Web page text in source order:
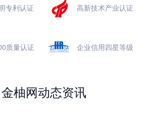
专利认证 高新技术产业认证
质量认证 企业信用四星等级
金柚网动态资讯